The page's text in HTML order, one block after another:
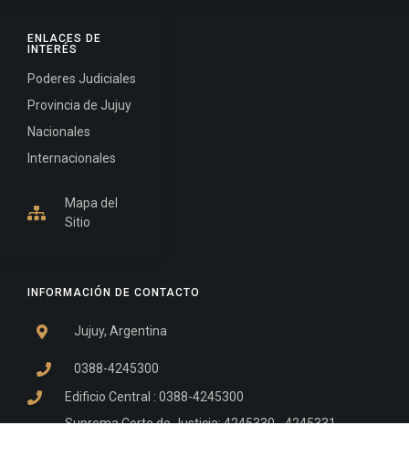
INFORMACIÓN DE CONTACTO
Jujuy, Argentina
0388-4245300
Edificio Central : 0388-4245300
Suprema Corte de Justicia: 4245330 - 4245331 -
ENLACES DE
INTERÉS
Poderes Judiciales
Provincia de Jujuy
Nacionales
Internacionales
Mapa del
Sitio